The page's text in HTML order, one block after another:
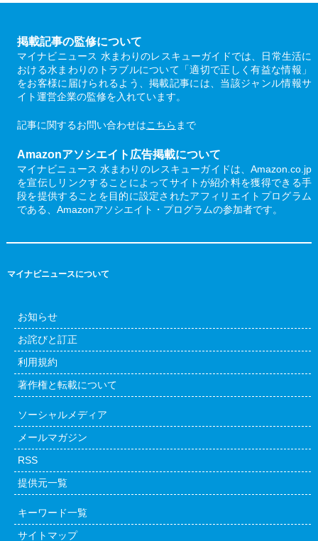
掲載記事の監修について
マイナビニュース 水まわりのレスキューガイドでは、日常生活に
おける水まわりのトラブルについて「適切で正しく有益な情報」
をお客様に届けられるよう、掲載記事には、当該ジャンル情報サ
イト運営企業の監修を入れています。
記事に関するお問い合わせはこちら まで
Amazonアソシエイト広告掲載について
マイナビニュース 水まわりのレスキューガイドは、Amazon.co.jp
を宣伝しリンクすることによってサイトが紹介料を獲得できる手
段を提供することを目的に設定されたアフィリエイトプログラム
である、Amazonアソシエイト・プログラムの参加者です。
マイナビニュースについて
お知らせ
お詫びと訂正
利用規約
著作権と転載について
ソーシャルメディア
メールマガジン
RSS
提供元一覧
キーワード一覧
サイトマップ